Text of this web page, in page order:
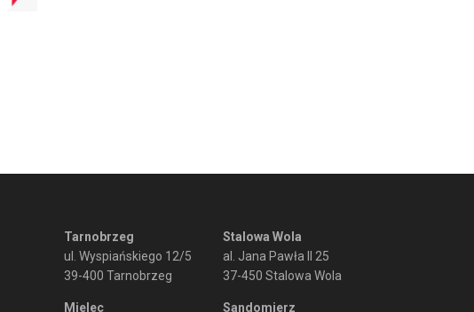
Tarnobrzeg
ul. Wyspiańskiego 12/5
39-400 Tarnobrzeg
Mielec
Stalowa Wola
al. Jana Pawła II 25
37-450 Stalowa Wola
Sandomierz